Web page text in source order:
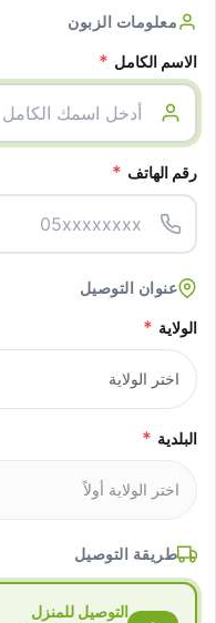
معلومات الزبون
الاسم الكامل *
رقم الهاتف *
عنوان التوصيل
الولاية *
البلدية *
طريقة التوصيل
التوصيل للمنزل